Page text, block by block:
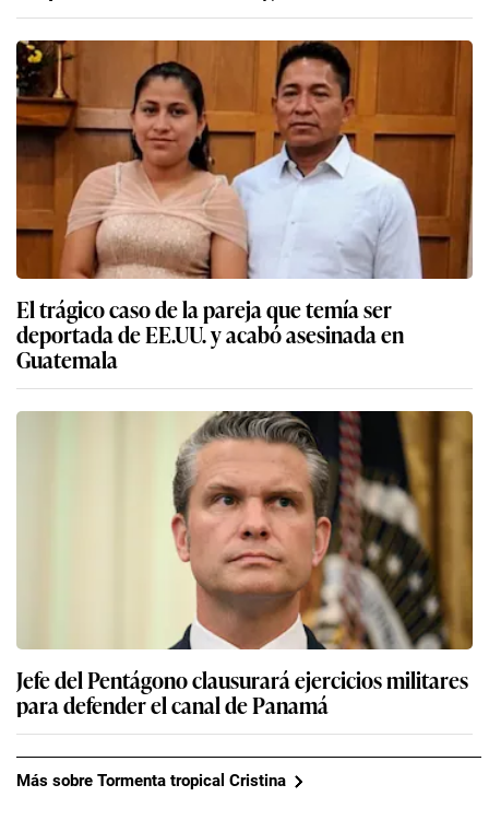
El trágico caso de la pareja que temía ser
deportada de EE.UU. y acabó asesinada en
Guatemala
Jefe del Pentágono clausurará ejercicios militares
para defender el canal de Panamá
Más sobre Tormenta tropical Cristina